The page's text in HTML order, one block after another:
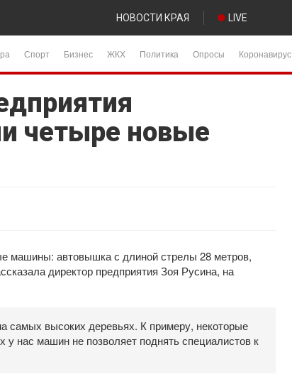
НОВОСТИ КРАЯ LIVE
Спорт Бизнес ЖКХ Политика Опросы Коронавирус
четыре новые
машины: автовышка с длиной стрелы 28 метров,
директор предприятия Зоя Русина, на
самых высоких деревьях. К примеру, некоторые
нас машин не позволяет поднять специалистов к